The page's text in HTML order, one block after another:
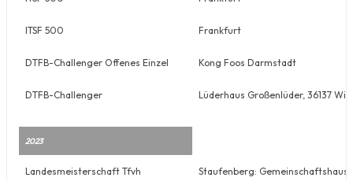
ITSF 500 Frankfurt
DTFB-Challenger Offenes Einzel Kong Foos Darmstadt
DTFB-Challenger Lüderhaus Großenlüder, 36137
2023
Landesmeisterschaft Tfvh Staufenberg: Gemeinschaftshaus